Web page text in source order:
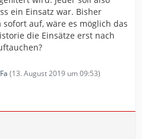
ein Einsatz war. Bisher
auf, wäre es möglich das
die Einsätze erst nach
(13. August 2019 um 09:53)